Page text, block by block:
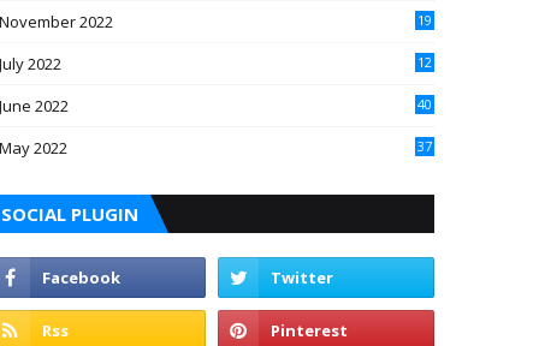
November 2022 19
July 2022 12
June 2022 40
May 2022 37
SOCIAL PLUGIN